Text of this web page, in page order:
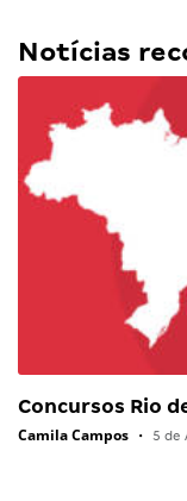
Notícias
Concursos Rio
Camila Campos • 5 de